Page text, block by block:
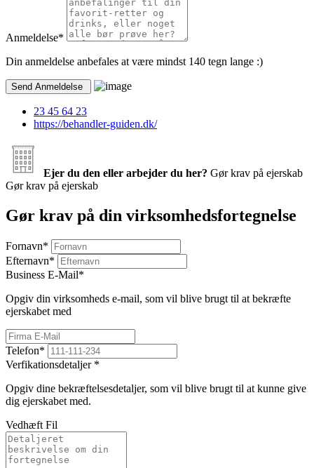
Anmeldelse*
Din anmeldelse anbefales at være mindst 140 tegn lange :)
23 45 64 23
https://behandler-guiden.dk/
Ejer du den eller arbejder du her? Gør krav på ejerskab
Gør krav på ejerskab
Gør krav på din virksomhedsfortegnelse
Fornavn*
Efternavn*
Business E-Mail*
Opgiv din virksomheds e-mail, som vil blive brugt til at bekræfte
ejerskabet med
Telefon*
Verfikationsdetaljer *
Opgiv dine bekræftelsesdetaljer, som vil blive brugt til at kunne give
dig ejerskabet med.
Vedhæft Fil